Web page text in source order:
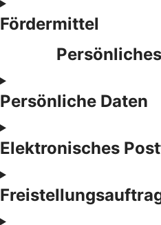
Fördermittel
Persönliche Daten
Elektronisches